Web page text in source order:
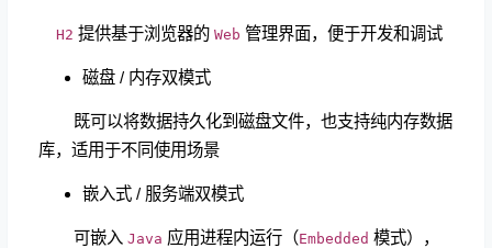
H2 提供基于浏览器的 Web 管理界面，便于开发和调试
磁盘 / 内存双模式
既可以将数据持久化到磁盘文件，也支持纯内存数据
库，适用于不同使用场景
嵌入式 / 服务端双模式
可嵌入 Java 应用进程内运行（Embedded 模式），